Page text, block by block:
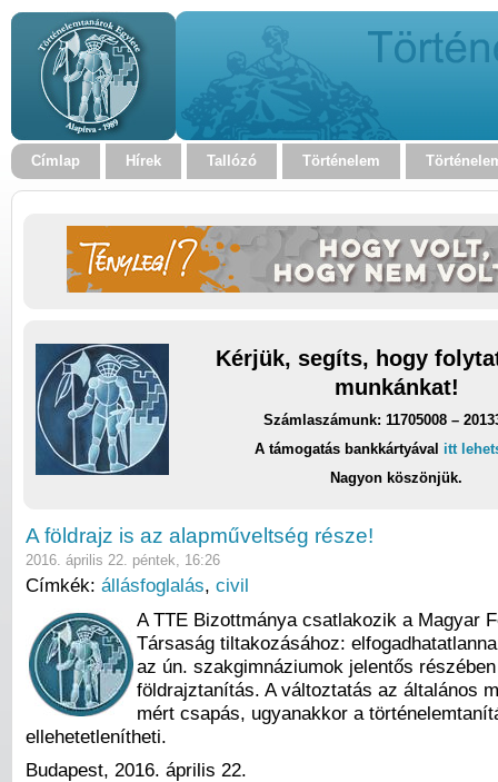
Címlap Hírek Tallózó Történelem
Kérjük, segíts, hogy
munkánkat!
Számlaszámunk: 11705008 –
A támogatás bankkártyával itt
Nagyon köszönjük.
A földrajz is az alapműveltség része!
2016. április 22. péntek, 16:26
Címkék: állásfoglalás, civil
A TTE Bizottmánya csatlakozik a Magyar
Társaság tiltakozásához:
az ún. szakgimnáziumok jelentős
földrajztanítás. A változtatás az általános
mért csapás, ugyanakkor a
ellehetetlenítheti.
Budapest, 2016. április 22.